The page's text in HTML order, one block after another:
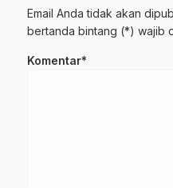
Email Anda tidak akan
bertanda bintang (*) wajib
Komentar*